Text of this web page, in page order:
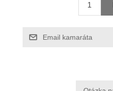
Email kamaráta